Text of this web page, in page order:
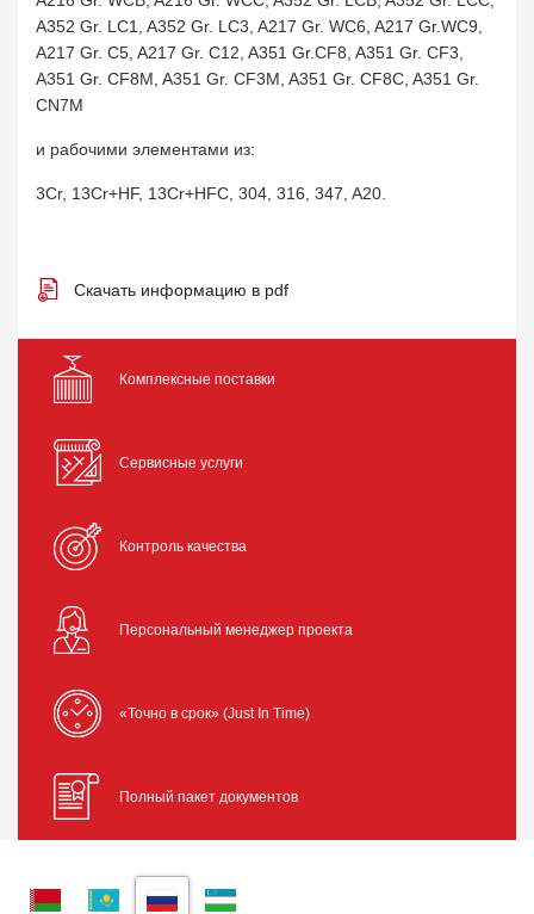
A352 Gr. LC1, A352 Gr. LC3, A217 Gr. WC6, A217 Gr.WC9,
A217 Gr. C5, A217 Gr. C12, A351 Gr.CF8, A351 Gr. CF3,
A351 Gr. CF8M, A351 Gr. CF3M, A351 Gr. CF8C, A351 Gr.
CN7M
и рабочими элементами из:
3Cr, 13Cr+HF, 13Cr+HFC, 304, 316, 347, A20.
Скачать информацию в pdf
Комплексные поставки
Сервисные услуги
Контроль качества
Персональный менеджер проекта
«Точно в срок» (Just In Time)
Полный пакет документов